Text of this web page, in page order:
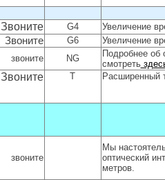
Звоните G4
Увеличение
Звоните G6
Увеличение
звоните NG
Подробнее об
смотреть
Звоните T Расширенный
звоните
Мы
оптический
метров.